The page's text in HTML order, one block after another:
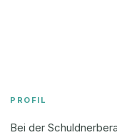
PROFIL
Bei der